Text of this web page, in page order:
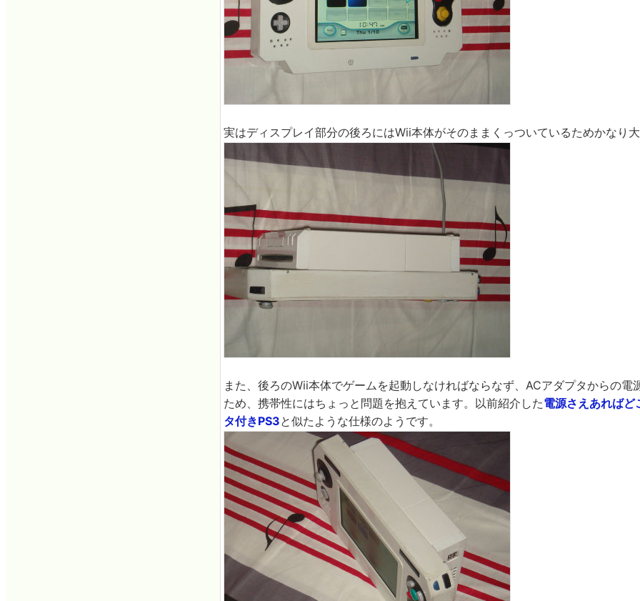
実はディスプレイ部分の後ろにはWii本体がそのままくっついているためかなり
また、後ろのWii本体でゲームを起動しなければならなず、ACアダプタからの電
ため、携帯性にはちょっと問題を抱えています。以前紹介した電源さえあればど
タ付きPS3と似たような仕様のようです。